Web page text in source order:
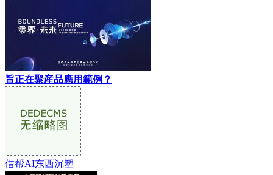
旨正在聚産品應用範例？
借帮AI东西沉塑